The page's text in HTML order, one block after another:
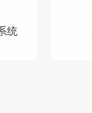
统